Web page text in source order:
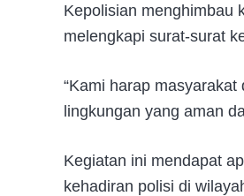
Kepolisian menghimbau
melengkapi surat-surat
“Kami harap
lingkungan yang aman
Kegiatan ini mendapat
kehadiran polisi di